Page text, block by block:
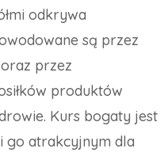
odkrywa
są przez
przez
produktów
Kurs bogaty jest
go atrakcyjnym dla